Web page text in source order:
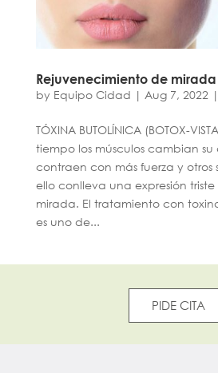
Rejuvenecimiento de mirada
by Equipo Cidad | Aug 7, 2022|
TÓXINA BUTOLÍNICA (BOTOX-
tiempo los músculos cambian
contraen con más fuerza y otros
ello conlleva una expresión
mirada. El tratamiento con
es uno de...
PIDE CITA